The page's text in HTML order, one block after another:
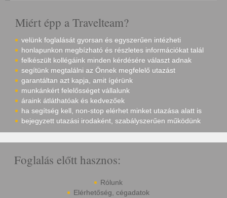
Miért épp a Travelteam?
velünk foglalását gyorsan és egyszerűen intézheti
honlapunkon megbízható és részletes információkat talál
felkészült kollégáink minden kérdésére választ adnak
segítünk megtalálni az Önnek megfelelő utazást
garantáltan azt kapja, amit ígérünk
munkánkért felelősséget vállalunk
áraink átláthatóak és kedvezőek
ha segítség kell, non-stop elérhet minket utazása alatt is
bejegyzett utazási irodaként, szabályszerűen működünk
Foglalás előtt hasznos:
Rólunk
Elérhetőség, cégadatok